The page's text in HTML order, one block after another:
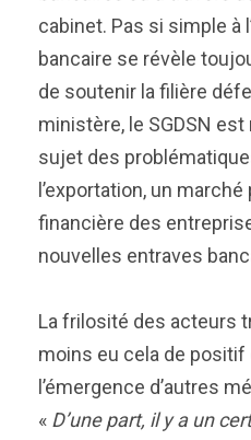
cabinet. Pas si simple à
bancaire se révèle
de soutenir la filière
ministère, le SGDSN
sujet des
l’exportation, un
financière des
nouvelles entraves
La frilosité des acteurs
moins eu cela de positif
l’émergence d’autres
« D’une part, il y a un